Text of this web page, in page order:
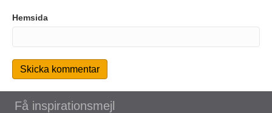
Hemsida
Få inspirationsmejl